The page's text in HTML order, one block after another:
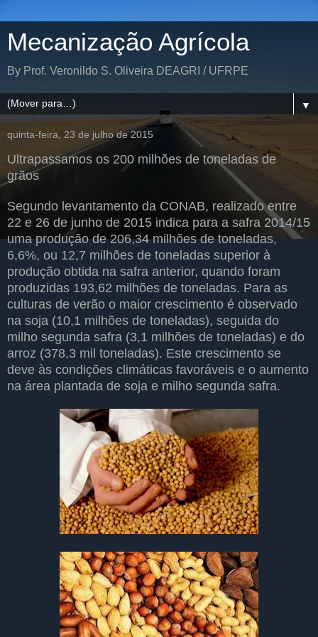
Mecanização Agrícola
By Prof. Veronildo S. Oliveira DEAGRI / UFRPE
▼
quinta-feira, 23 de julho de 2015
Ultrapassamos os 200 milhões de toneladas de
grãos
Segundo levantamento da CONAB, realizado entre
22 e 26 de junho de 2015 indica para a safra 2014/15
uma produção de 206,34 milhões de toneladas,
6,6%, ou 12,7 milhões de toneladas superior à
produção obtida na safra anterior, quando foram
produzidas 193,62 milhões de toneladas. Para as
culturas de verão o maior crescimento é observado
na soja (10,1 milhões de toneladas), seguida do
milho segunda safra (3,1 milhões de toneladas) e do
arroz (378,3 mil toneladas). Este crescimento se
deve às condições climáticas favoráveis e o aumento
na área plantada de soja e milho segunda safra.